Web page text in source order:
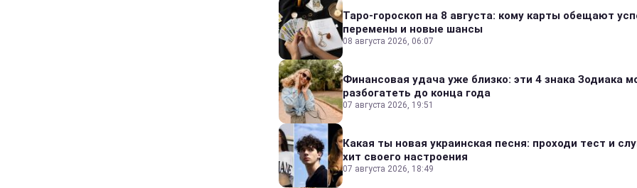
Таро-гороскоп на 8 августа: кому карты обещают
перемены и новые шансы
08 августа 2026, 06:07
Финансовая удача уже близко: эти 4 знака Зодиака
разбогатеть до конца года
07 августа 2026, 19:51
Какая ты новая украинская песня: проходи тест и
хит своего настроения
07 августа 2026, 18:49